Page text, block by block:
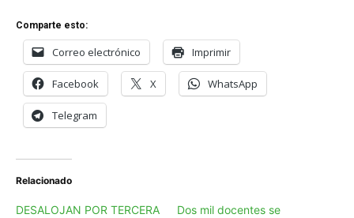
Comparte esto:
Correo electrónico Imprimir
Facebook X WhatsApp
Telegram
Relacionado
DESALOJAN POR TERCERA
Dos mil docentes se